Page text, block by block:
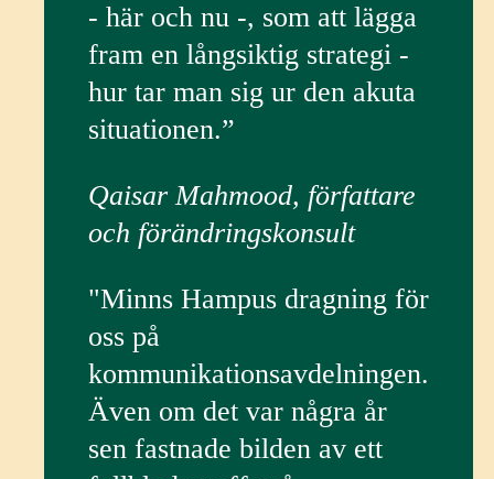
- här och nu -, som att lägga
fram en långsiktig strategi -
hur tar man sig ur den akuta
situationen.”
Qaisar Mahmood, författare
och förändringskonsult
"Minns Hampus dragning för
oss på
kommunikationsavdelningen.
Även om det var några år
sen fastnade bilden av ett